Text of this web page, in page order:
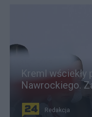
Kreml
Nawrockiego.
Redakcja